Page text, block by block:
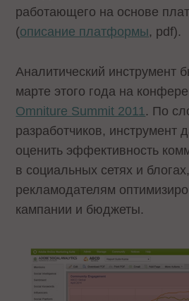
работающего на основе
(описание платформы, pdf).
Аналитический инструмент
марте этого года на
Omniture Summit 2011 . По
разработчиков, инструмент
оценить эффективность
в социальных сетях и
рекламодателям
кампании и бюджеты.